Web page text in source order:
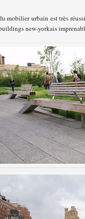
mobilier urbain est très
new-yorkais